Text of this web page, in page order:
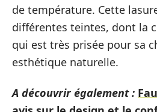
de température. Cette
différentes teintes, dont la
qui est très prisée pour sa
esthétique naturelle.
A découvrir également :